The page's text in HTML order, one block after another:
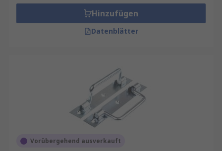
Hinzufügen
Datenblätter
Vorübergehend ausverkauft